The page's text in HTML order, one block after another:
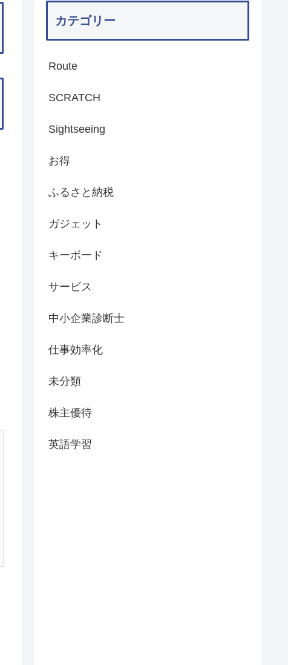
カテゴリー
Route
SCRATCH
Sightseeing
お得
ふるさと納税
ガジェット
キーボード
サービス
中小企業診断士
仕事効率化
未分類
株主優待
英語学習